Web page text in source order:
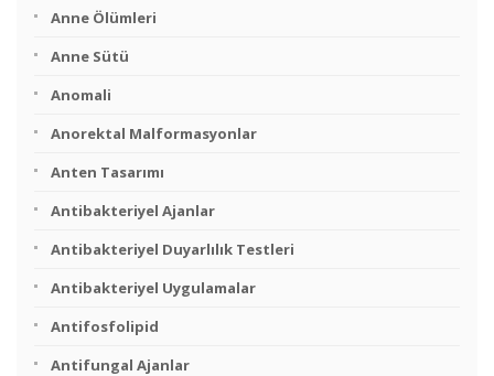
Anne Ölümleri
Anne Sütü
Anomali
Anorektal Malformasyonlar
Anten Tasarımı
Antibakteriyel Ajanlar
Antibakteriyel Duyarlılık Testleri
Antibakteriyel Uygulamalar
Antifosfolipid
Antifungal Ajanlar